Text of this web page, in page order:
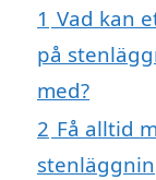
1 Vad kan
på
med?
2 Få alltid